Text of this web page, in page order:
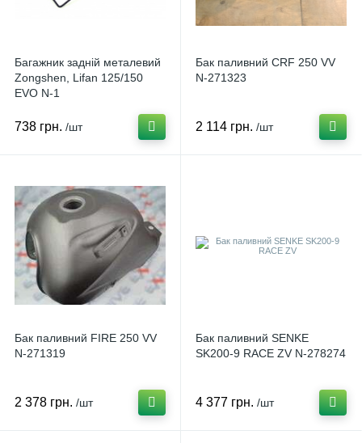
Багажник задній металевий
Zongshen, Lifan 125/150
EVO N-1
738 грн. /шт
Бак паливний CRF 250 VV
N-271323
2 114 грн. /шт
Бак паливний FIRE 250 VV
N-271319
2 378 грн. /шт
Бак паливний SENKE
SK200-9 RACE ZV N-278274
4 377 грн. /шт